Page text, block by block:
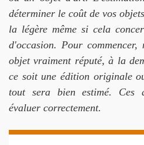
déterminer le coût de vos
la légère même si cela
d'occasion. Pour
objet vraiment réputé, à la
ce soit une édition originale
tout sera bien estimé. Ces
évaluer correctement.